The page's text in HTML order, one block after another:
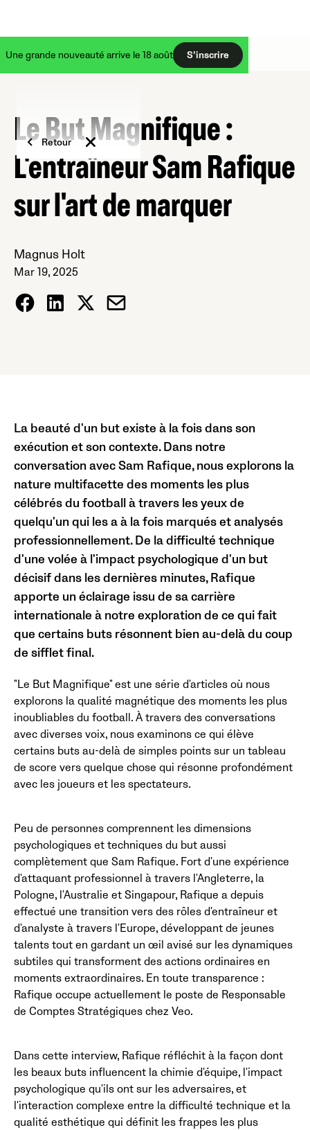
Une grande nouveauté arrive le 18 août S’inscrire
Retour
Le But Magnifique :
L'entraîneur Sam Rafique
sur l'art de marquer
Magnus Holt
Mar 19, 2025
La beauté d'un but existe à la fois dans son
exécution et son contexte. Dans notre
conversation avec Sam Rafique, nous explorons la
nature multifacette des moments les plus
célébrés du football à travers les yeux de
quelqu'un qui les a à la fois marqués et analysés
professionnellement. De la difficulté technique
d'une volée à l'impact psychologique d'un but
décisif dans les dernières minutes, Rafique
apporte un éclairage issu de sa carrière
internationale à notre exploration de ce qui fait
que certains buts résonnent bien au-delà du coup
de sifflet final.
"Le But Magnifique" est une série d'articles où nous
explorons la qualité magnétique des moments les plus
inoubliables du football. À travers des conversations
avec diverses voix, nous examinons ce qui élève
certains buts au-delà de simples points sur un tableau
de score vers quelque chose qui résonne profondément
avec les joueurs et les spectateurs.
Peu de personnes comprennent les dimensions
psychologiques et techniques du but aussi
complètement que Sam Rafique. Fort d'une expérience
d'attaquant professionnel à travers l'Angleterre, la
Pologne, l'Australie et Singapour, Rafique a depuis
effectué une transition vers des rôles d'entraîneur et
d'analyste à travers l'Europe, développant de jeunes
talents tout en gardant un œil avisé sur les dynamiques
subtiles qui transforment des actions ordinaires en
moments extraordinaires. En toute transparence :
Rafique occupe actuellement le poste de Responsable
de Comptes Stratégiques chez Veo.
Dans cette interview, Rafique réfléchit à la façon dont
les beaux buts influencent la chimie d'équipe, l'impact
psychologique qu'ils ont sur les adversaires, et
l'interaction complexe entre la difficulté technique et la
qualité esthétique qui définit les frappes les plus